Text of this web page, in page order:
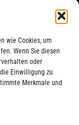
wie Cookies, um
Wenn Sie diesen
oder
Einwilligung zu
Merkmale und